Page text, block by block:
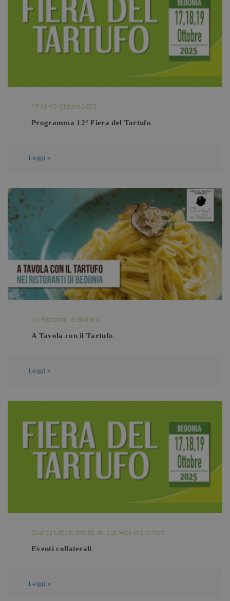
17-18-19 Ottobre 2025
Programma 12° Fiera del Tartufo
Leggi »
nei Ristoranti di Bedonia
A Tavola con il Tartufo
Leggi »
Guarda tutte le attività dei due week end di fiera
Eventi collaterali
Leggi »